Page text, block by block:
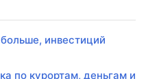
инвестиций
по курортам, деньгам и